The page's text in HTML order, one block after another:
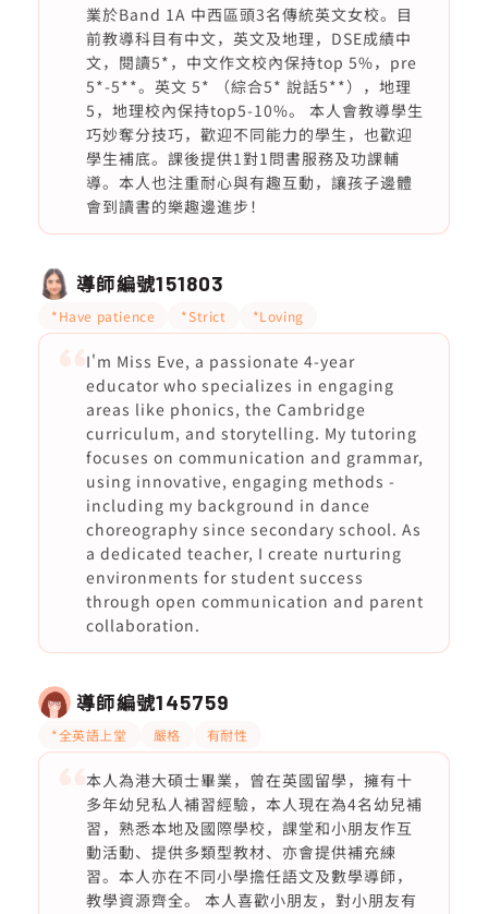
業於Band 1A 中西區頭3名傳統英文女校。目
前教導科目有中文，英文及地理，DSE成績中
文，閱讀5*，中文作文校內保持top 5%，pre
5*-5**。英文 5* （綜合5* 說話5**），地理
5，地理校內保持top5-10%。 本人會教導學生
巧妙奪分技巧，歡迎不同能力的學生，也歡迎
學生補底。課後提供1對1問書服務及功課輔
導。本人也注重耐心與有趣互動，讓孩子邊體
會到讀書的樂趣邊進步！
導師編號151803
*Have patience *Strict *Loving
I'm Miss Eve, a passionate 4-year
educator who specializes in engaging
areas like phonics, the Cambridge
curriculum, and storytelling. My tutoring
focuses on communication and grammar,
using innovative, engaging methods -
including my background in dance
choreography since secondary school. As
a dedicated teacher, I create nurturing
environments for student success
through open communication and parent
collaboration.
導師編號145759
*全英語上堂 嚴格 有耐性
本人為港大碩士畢業，曾在英國留學，擁有十
多年幼兒私人補習經驗，本人現在為4名幼兒補
習，熟悉本地及國際學校，課堂和小朋友作互
動活動、提供多類型教材、亦會提供補充練
習。本人亦在不同小學擔任語文及數學導師，
教學資源齊全。 本人喜歡小朋友，對小朋友有